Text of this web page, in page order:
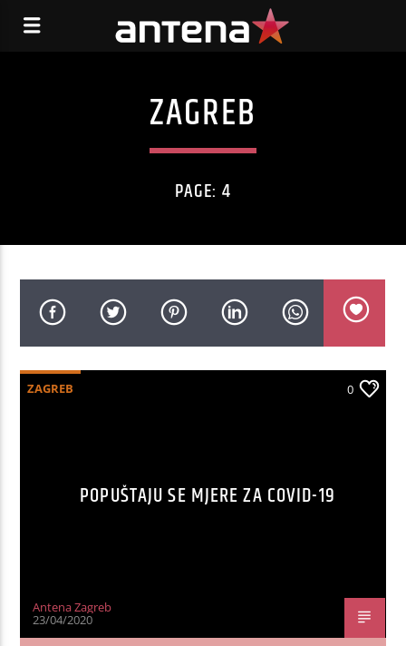
ZAGREB
PAGE: 4
ZAGREB 0
POPUŠTAJU SE MJERE ZA COVID-19
Antena Zagreb
23/04/2020